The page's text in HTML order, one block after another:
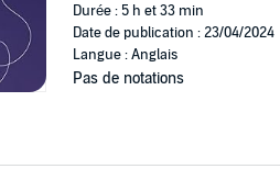
Durée : 5 h et 33 min
Date de publication : 23/04/2024
Langue : Anglais
Pas de notations